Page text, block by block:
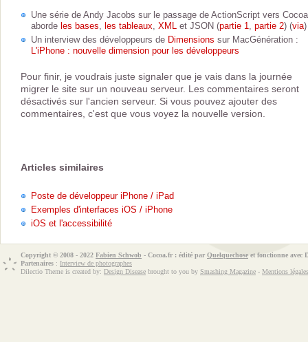
Une série de Andy Jacobs sur le passage de ActionScript vers
aborde les bases, les tableaux, XML et JSON (partie 1, partie 2) (via)
Un interview des développeurs de Dimensions sur MacGénération :
L'iPhone : nouvelle dimension pour les développeurs
Pour finir, je voudrais juste signaler que je vais dans la journée
migrer le site sur un nouveau serveur. Les commentaires seront
désactivés sur l'ancien serveur. Si vous pouvez ajouter des
commentaires, c'est que vous voyez la nouvelle version.
Articles similaires
Poste de développeur iPhone / iPad
Exemples d'interfaces iOS / iPhone
iOS et l'accessibilité
Copyright © 2008 - 2022 Fabien Schwob - Cocoa.fr : édité par Quelquechose et fonctionne avec
Partenaires : Interview de photographes
Dilectio Theme is created by: Design Disease brought to you by Smashing Magazine - Mentions légales